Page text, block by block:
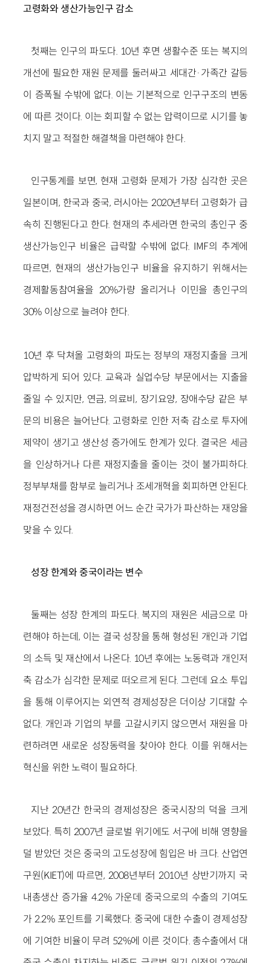
고령화와 생산가능인구 감소
첫째는 인구의 파도다. 10년 후면 생활수준 또는 복지의
개선에 필요한 재원 문제를 둘러싸고 세대간·가족간 갈등
이 증폭될 수밖에 없다. 이는 기본적으로 인구구조의 변동
에 따른 것이다. 이는 회피할 수 없는 압력이므로 시기를 놓
치지 말고 적절한 해결책을 마련해야 한다.
인구통계를 보면, 현재 고령화 문제가 가장 심각한 곳은
일본이며, 한국과 중국, 러시아는 2020년부터 고령화가 급
속히 진행된다고 한다. 현재의 추세라면 한국의 총인구 중
생산가능인구 비율은 급락할 수밖에 없다. IMF의 추계에
따르면, 현재의 생산가능인구 비율을 유지하기 위해서는
경제활동참여율을 20%가량 올리거나 이민을 총인구의
30% 이상으로 늘려야 한다.
10년 후 닥쳐올 고령화의 파도는 정부의 재정지출을 크게
압박하게 되어 있다. 교육과 실업수당 부문에서는 지출을
줄일 수 있지만, 연금, 의료비, 장기요양, 장애수당 같은 부
문의 비용은 늘어난다. 고령화로 인한 저축 감소로 투자에
제약이 생기고 생산성 증가에도 한계가 있다. 결국은 세금
을 인상하거나 다른 재정지출을 줄이는 것이 불가피하다.
정부부채를 함부로 늘리거나 조세개혁을 회피하면 안된다.
재정건전성을 경시하면 어느 순간 국가가 파산하는 재앙을
맞을 수 있다.
성장 한계와 중국이라는 변수
둘째는 성장 한계의 파도다. 복지의 재원은 세금으로 마
련해야 하는데, 이는 결국 성장을 통해 형성된 개인과 기업
의 소득 및 재산에서 나온다. 10년 후에는 노동력과 개인저
축 감소가 심각한 문제로 떠오르게 된다. 그런데 요소 투입
을 통해 이루어지는 외연적 경제성장은 더이상 기대할 수
없다. 개인과 기업의 부를 고갈시키지 않으면서 재원을 마
련하려면 새로운 성장동력을 찾아야 한다. 이를 위해서는
혁신을 위한 노력이 필요하다.
지난 20년간 한국의 경제성장은 중국시장의 덕을 크게
보았다. 특히 2007년 글로벌 위기에도 서구에 비해 영향을
덜 받았던 것은 중국의 고도성장에 힘입은 바 크다. 산업연
구원(KIET)에 따르면, 2008년부터 2010년 상반기까지 국
내총생산 증가율 4.2% 가운데 중국으로의 수출의 기여도
가 2.2% 포인트를 기록했다. 중국에 대한 수출이 경제성장
에 기여한 비율이 무려 52%에 이른 것이다. 총수출에서 대